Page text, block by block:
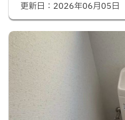
更新日： 2026年06月05日